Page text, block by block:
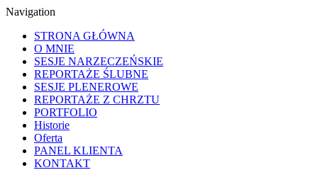
Navigation
STRONA GŁÓWNA
O MNIE
SESJE NARZECZEŃSKIE
REPORTAŻE ŚLUBNE
SESJE PLENEROWE
REPORTAŻE Z CHRZTU
PORTFOLIO
Historie
Oferta
PANEL KLIENTA
KONTAKT